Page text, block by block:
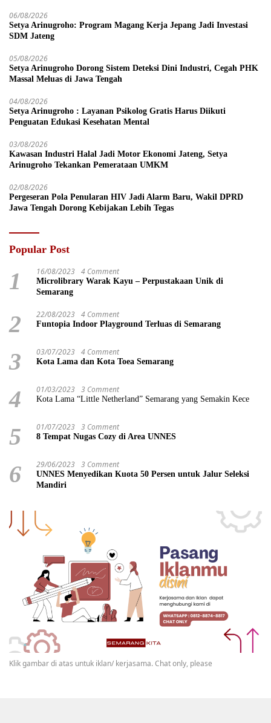
06/08/2026
Setya Arinugroho: Program Magang Kerja Jepang Jadi Investasi
SDM Jateng
05/08/2026
Setya Arinugroho Dorong Sistem Deteksi Dini Industri, Cegah PHK
Massal Meluas di Jawa Tengah
04/08/2026
Setya Arinugroho : Layanan Psikolog Gratis Harus Diikuti
Penguatan Edukasi Kesehatan Mental
03/08/2026
Kawasan Industri Halal Jadi Motor Ekonomi Jateng, Setya
Arinugroho Tekankan Pemerataan UMKM
02/08/2026
Pergeseran Pola Penularan HIV Jadi Alarm Baru, Wakil DPRD
Jawa Tengah Dorong Kebijakan Lebih Tegas
Popular Post
1 16/08/2023 4 Comment
Microlibrary Warak Kayu – Perpustakaan Unik di
Semarang
2 22/08/2023 4 Comment
Funtopia Indoor Playground Terluas di Semarang
3 03/07/2023 4 Comment
Kota Lama dan Kota Toea Semarang
4 01/03/2023 3 Comment
Kota Lama “Little Netherland” Semarang yang Semakin Kece
5 01/07/2023 3 Comment
8 Tempat Nugas Cozy di Area UNNES
6 29/06/2023 3 Comment
UNNES Menyedikan Kuota 50 Persen untuk Jalur Seleksi
Mandiri
Klik gambar di atas untuk iklan/ kerjasama. Chat only, please